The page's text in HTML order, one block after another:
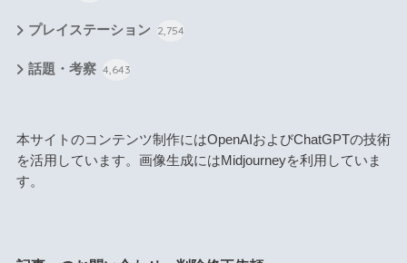
プレイステーション 2,754
話題・考察 4,643
本サイトのコンテンツ制作にはOpenAIおよびChatGPTの技術
を活用しています。画像生成にはMidjourneyを利用していま
す。